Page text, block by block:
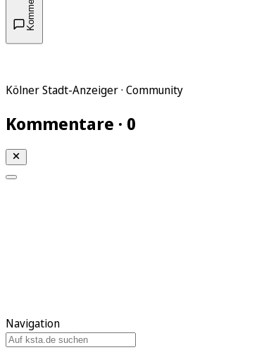
Kölner Stadt-Anzeiger · Community
Kommentare · 0
Navigation